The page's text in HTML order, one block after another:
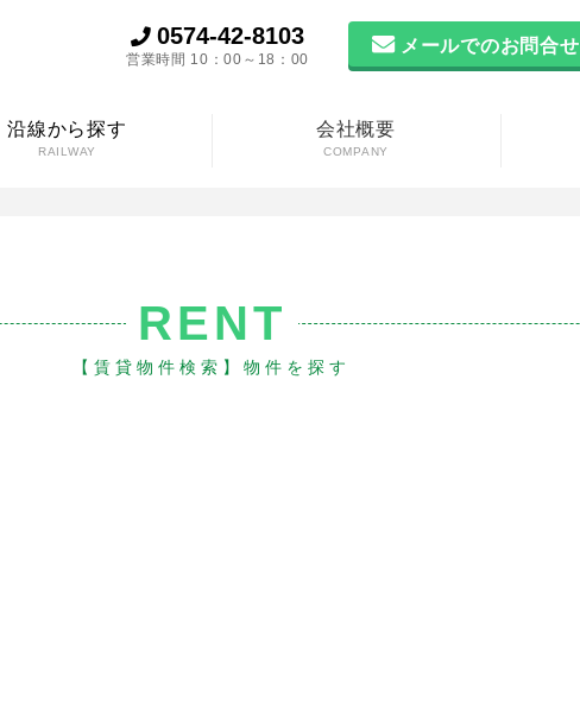
メールでのお問合せ
0574-42-8103
営業時間 10：00～18：00
沿線から探す
RAILWAY
会社概要
COMPANY
RENT
【賃貸物件検索】物件を探す